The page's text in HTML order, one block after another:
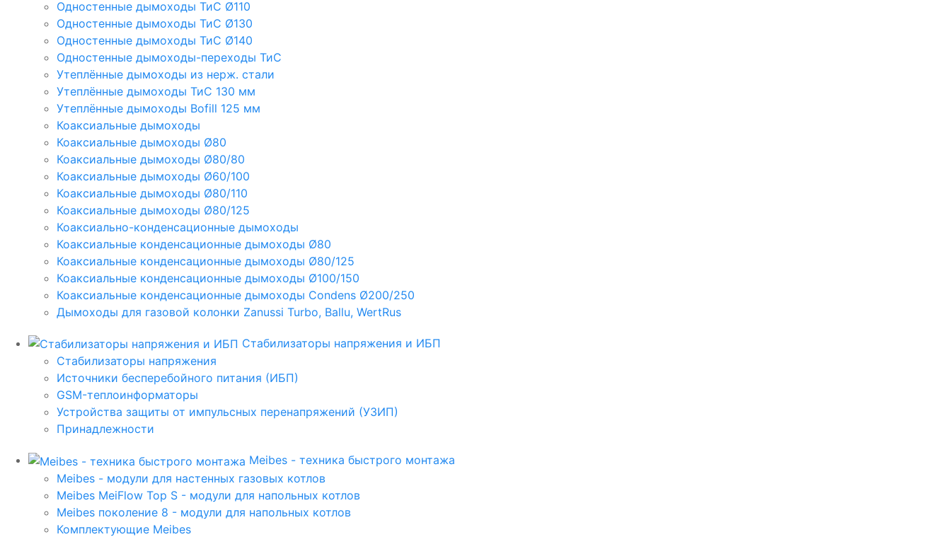
Одностенные дымоходы ТиС Ø110
Одностенные дымоходы ТиС Ø130
Одностенные дымоходы ТиС Ø140
Одностенные дымоходы-переходы ТиС
Утеплённые дымоходы из нерж. стали
Утеплённые дымоходы ТиС 130 мм
Утеплённые дымоходы Bofill 125 мм
Коаксиальные дымоходы
Коаксиальные дымоходы Ø80
Коаксиальные дымоходы Ø80/80
Коаксиальные дымоходы Ø60/100
Коаксиальные дымоходы Ø80/110
Коаксиальные дымоходы Ø80/125
Коаксиально-конденсационные дымоходы
Коаксиальные конденсационные дымоходы Ø80
Коаксиальные конденсационные дымоходы Ø80/125
Коаксиальные конденсационные дымоходы Ø100/150
Коаксиальные конденсационные дымоходы Condens Ø200/250
Дымоходы для газовой колонки Zanussi Turbo, Ballu, WertRus
Стабилизаторы напряжения и ИБП
Стабилизаторы напряжения
Источники бесперебойного питания (ИБП)
GSM-теплоинформаторы
Устройства защиты от импульсных перенапряжений (УЗИП)
Принадлежности
Meibes - техника быстрого монтажа
Meibes - модули для настенных газовых котлов
Meibes MeiFlow Top S - модули для напольных котлов
Meibes поколение 8 - модули для напольных котлов
Комплектующие Meibes